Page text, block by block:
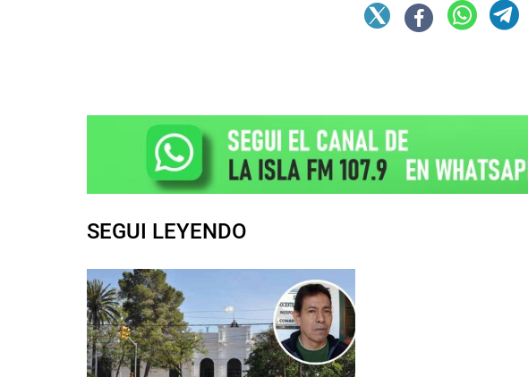
SEGUI LEYENDO